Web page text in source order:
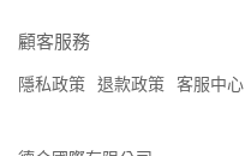
顧客服務
隱私政策 退款政策 客服中心